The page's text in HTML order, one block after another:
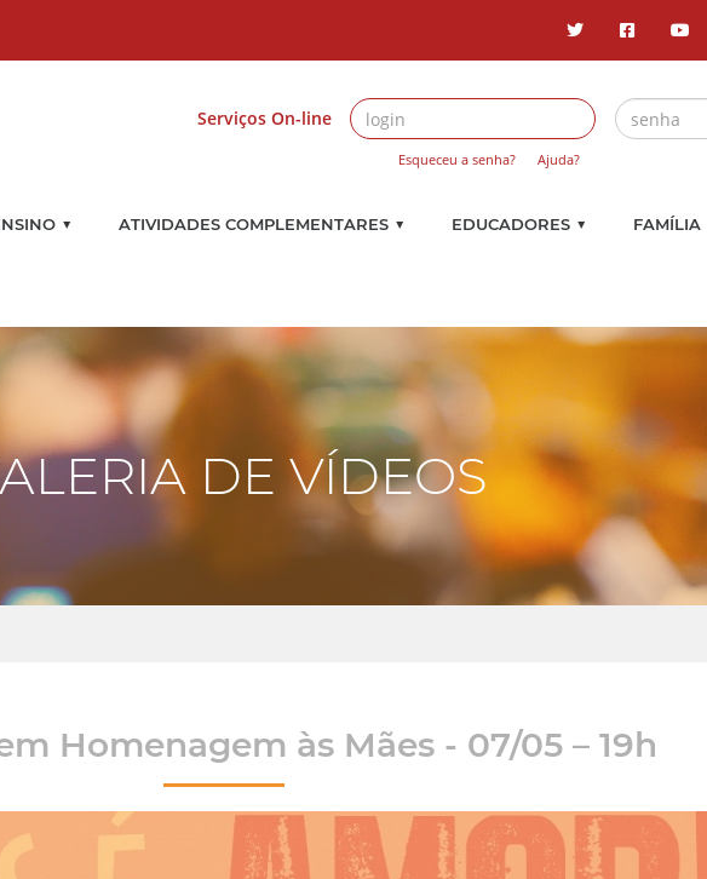
Serviços On-line
Esqueceu a senha? Ajuda?
▼ ATIVIDADES COMPLEMENTARES ▼ EDUCADORES ▼ FAMÍLIA
DE VÍDEOS
Homenagem às Mães - 07/05 – 19h